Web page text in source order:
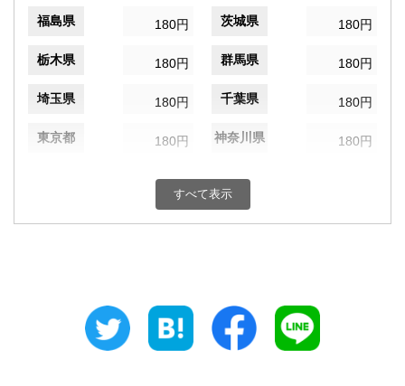
福島県 180円 茨城県 180円
栃木県 180円 群馬県 180円
埼玉県 180円 千葉県 180円
東京都 180円 神奈川県 180円
180円 富山県
180円 三重県
すべて表示